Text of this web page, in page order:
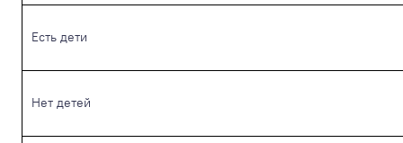
Есть дети
Нет детей